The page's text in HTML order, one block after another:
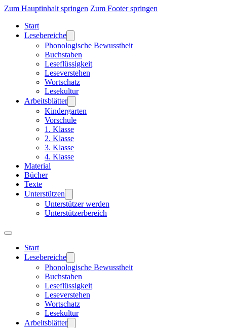
Zum Hauptinhalt springen Zum Footer springen
Start
Lesebereiche
Phonologische Bewusstheit
Buchstaben
Leseflüssigkeit
Leseverstehen
Wortschatz
Lesekultur
Arbeitsblätter
Kindergarten
Vorschule
1. Klasse
2. Klasse
3. Klasse
4. Klasse
Material
Bücher
Texte
Unterstützen
Unterstützer werden
Unterstützerbereich
Start
Lesebereiche
Phonologische Bewusstheit
Buchstaben
Leseflüssigkeit
Leseverstehen
Wortschatz
Lesekultur
Arbeitsblätter